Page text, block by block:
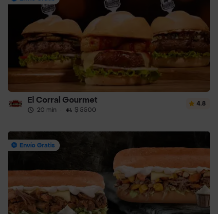
El Corral Gourmet
20 min · $ 5500
4.8
Envío Gratis